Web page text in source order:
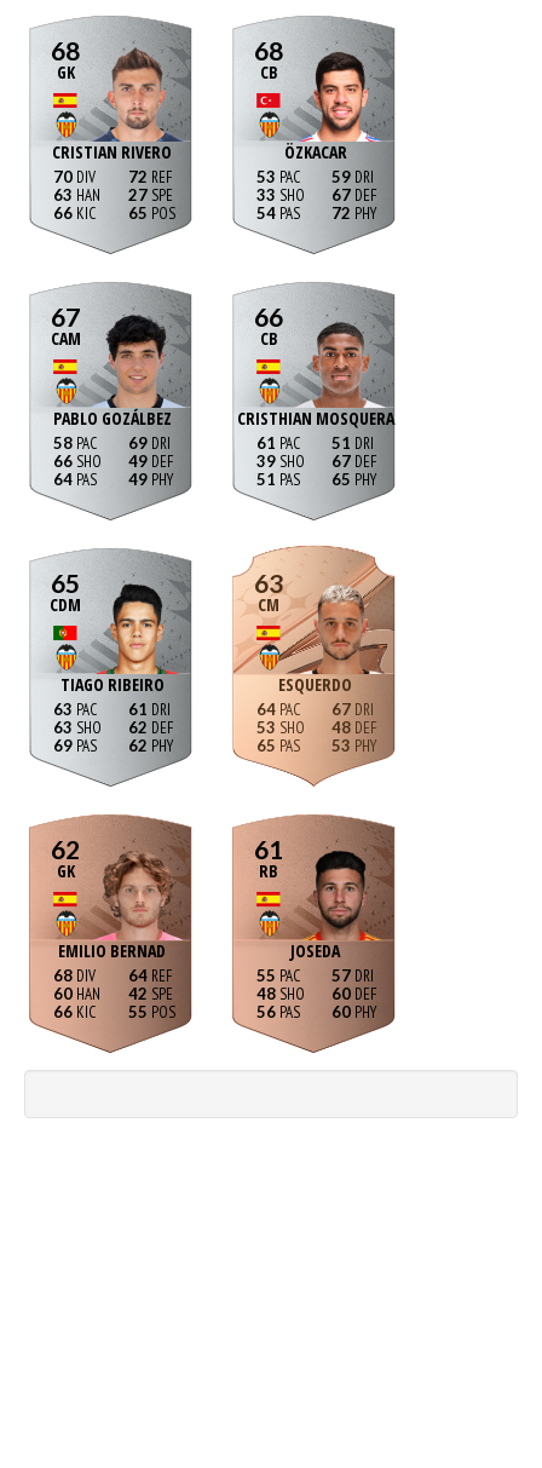
68
GK
CRISTIAN RIVERO
70
63
66
72
27
65
68
CB
ÖZKACAR
53
33
54
59
67
72
67
CAM
PABLO GOZÁLBEZ
58
66
64
69
49
49
66
CB
CRISTHIAN MOSQUERA
61
39
51
51
67
65
65
CDM
TIAGO RIBEIRO
63
63
69
61
62
62
63
CM
ESQUERDO
64
53
65
67
48
53
62
GK
EMILIO BERNAD
68
60
66
64
42
55
61
RB
JOSEDA
55
48
56
57
60
60